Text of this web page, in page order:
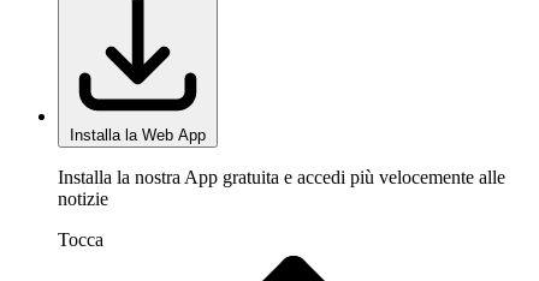
Installa la Web App
Installa la nostra App gratuita e accedi più velocemente alle
notizie
Tocca